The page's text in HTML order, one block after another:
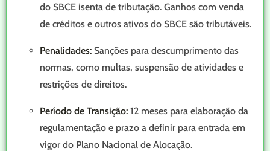
do SBCE isenta de tributação. Ganhos com venda
de créditos e outros ativos do SBCE são tributáveis.
Penalidades: Sanções para descumprimento das
normas, como multas, suspensão de atividades e
restrições de direitos.
Período de Transição: 12 meses para elaboração da
regulamentação e prazo a definir para entrada em
vigor do Plano Nacional de Alocação.